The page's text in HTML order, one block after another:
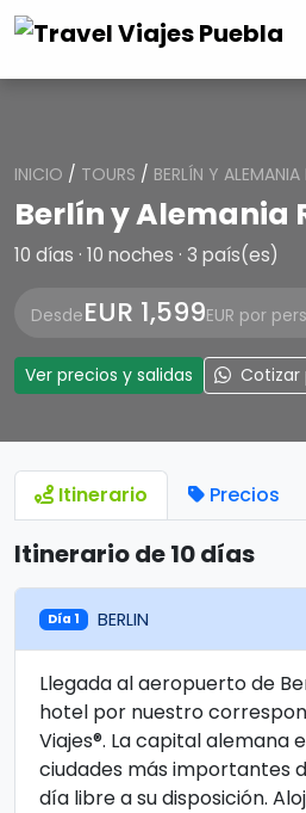
INICIO / TOURS / BERLÍN Y
Berlín y Alemania
10 días · 10 noches · 3 país(es)
DesdeEUR 1,599EUR por
Ver precios y salidas Cotizar
Itinerario Precios
Itinerario de 10 días
Día 1 BERLIN
Llegada al aeropuerto de
hotel por nuestro
Viajes®. La capital alemana
ciudades más importantes
día libre a su disposición.